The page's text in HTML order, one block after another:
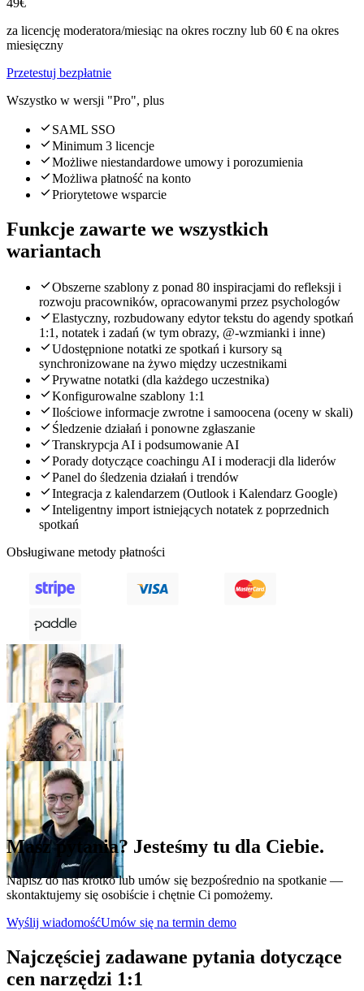
za licencję moderatora/miesiąc na okres roczny lub 60 € na okres
miesięczny
Przetestuj bezpłatnie
Wszystko w wersji "Pro", plus
SAML SSO
Minimum 3 licencje
Możliwe niestandardowe umowy i porozumienia
Możliwa płatność na konto
Priorytetowe wsparcie
Funkcje zawarte we wszystkich
wariantach
Obszerne szablony z ponad 80 inspiracjami do refleksji i
rozwoju pracowników, opracowanymi przez psychologów
Elastyczny, rozbudowany edytor tekstu do agendy spotkań
1:1, notatek i zadań (w tym obrazy, @-wzmianki i inne)
Udostępnione notatki ze spotkań i kursory są
synchronizowane na żywo między uczestnikami
Prywatne notatki (dla każdego uczestnika)
Konfigurowalne szablony 1:1
Ilościowe informacje zwrotne i samoocena (oceny w skali)
Śledzenie działań i ponowne zgłaszanie
Transkrypcja AI i podsumowanie AI
Porady dotyczące coachingu AI i moderacji dla liderów
Panel do śledzenia działań i trendów
Integracja z kalendarzem (Outlook i Kalendarz Google)
Inteligentny import istniejących notatek z poprzednich
spotkań
Obsługiwane metody płatności
Masz pytania? Jesteśmy tu dla Ciebie.
Napisz do nas krótko lub umów się bezpośrednio na spotkanie —
skontaktujemy się osobiście i chętnie Ci pomożemy.
Wyślij wiadomośćUmów się na termin demo
Najczęściej zadawane pytania dotyczące
cen narzędzi 1:1